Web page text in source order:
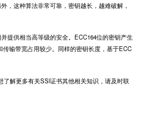
这种算法非常可靠，密钥越长，越难破解，
供相当高等级的安全。ECC164位的密钥产生
输带宽占用较少。同样的密钥长度，基于ECC
解更多有关SSl证书其他相关知识，请及时联